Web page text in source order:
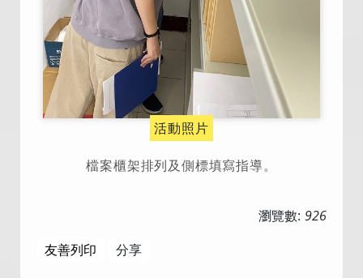
活動照片
檔案櫃架排列及側標填寫指導。
瀏覽數: 926
友善列印
分享